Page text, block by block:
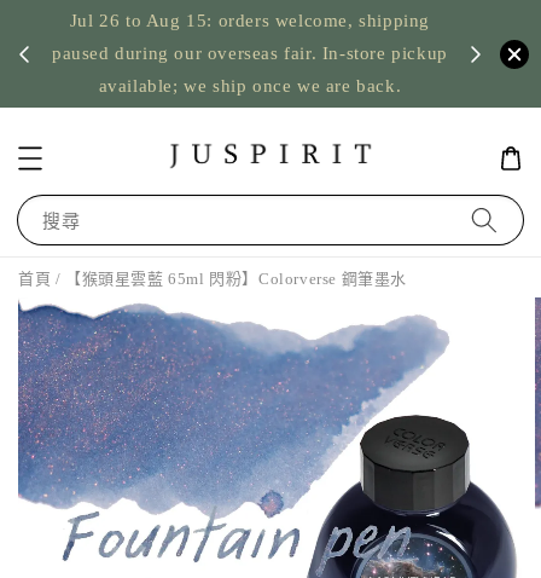
Jul 26 to Aug 15: orders welcome, shipping
paused during our overseas fair. In-store pickup
available; we ship once we are back.
US
搜尋
首頁 / 【猴頭星雲藍 65ml 閃粉】Colorverse 鋼筆墨水